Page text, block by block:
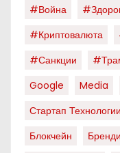
#война
#криптовалюта
#санкции
Google
Media
Стартап Технологии
Блокчейн